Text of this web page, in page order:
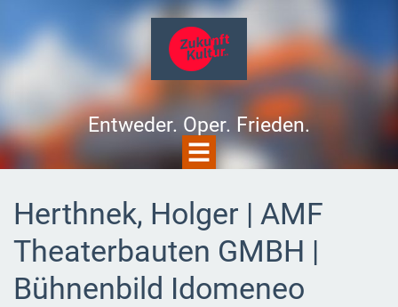
Entweder. Oper. Frieden.
Herthnek, Holger | AMF
Theaterbauten GMBH |
Bühnenbild Idomeneo